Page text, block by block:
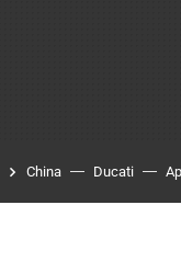
China Ducati